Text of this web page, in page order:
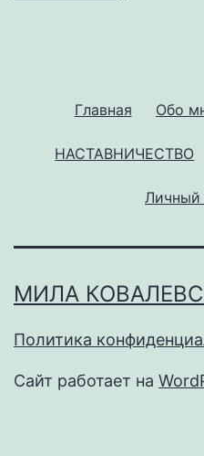
Главная Обо
НАСТАВНИЧЕСТВО
Личный
МИЛА
Политика
Сайт работает на